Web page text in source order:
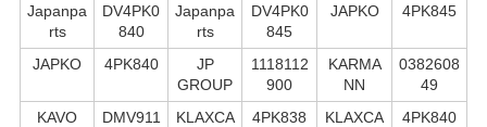
Japanpa
rts
DV4PK0
840
Japanpa
rts
DV4PK0
845
JAPKO 4PK845
JAPKO 4PK840
JP
GROUP
1118112
900
KARMA
NN
0382608
49
KAVO
DMV911
KLAXCA
4PK838
KLAXCA
4PK840